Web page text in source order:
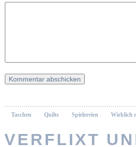
Taschen Quilts Spielereien Wirklich
VERFLIXT